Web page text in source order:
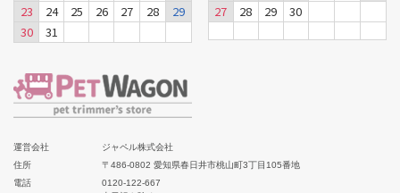
23
24 25 26 27 28
29
30
31
27
28 29 30
運営会社
ジャペル株式会社
住所
〒486-0802 愛知県春日井市桃山町3丁目105番地
電話
0120-122-667